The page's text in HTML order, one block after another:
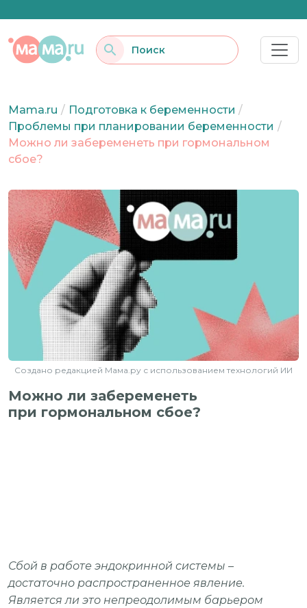
Mama.ru / Подготовка к беременности /
Проблемы при планировании беременности /
Можно ли забеременеть при гормональном
сбое?
Создано редакцией Мама.ру с использованием технологий ИИ
Можно ли забеременеть
при гормональном сбое?
Сбой в работе эндокринной системы –
достаточно распространенное явление.
Является ли это непреодолимым барьером